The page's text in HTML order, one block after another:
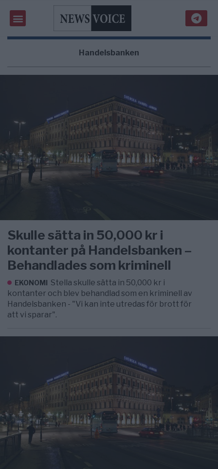
Handelsbanken
Skulle sätta in 50,000 kr i
kontanter på Handelsbanken –
Behandlades som kriminell
EKONOMI Stella skulle sätta in 50,000 kr i
kontanter och blev behandlad som en kriminell av
Handelsbanken - "Vi kan inte utredas för brott för
att vi sparar".